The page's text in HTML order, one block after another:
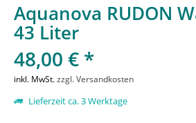
Aquanova RUDON
43 Liter
48,00 € *
inkl. MwSt.zzgl. Versandkosten
Lieferzeit ca. 3 Werktage